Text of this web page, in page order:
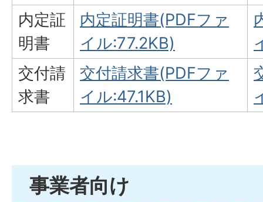
内定証
明書
内定証明書(PDFファ
イル:77.2KB)
交付請
求書
交付請求書(PDFファ
イル:47.1KB)
事業者向け